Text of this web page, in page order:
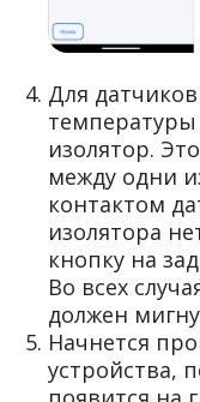
Для
температуры
изолятор.
между одни
контактом
изолятора
кнопку на
Во всех
должен
Начнется
устройства,